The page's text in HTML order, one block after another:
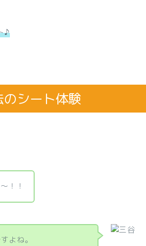
♪
シート体験
！！
よね。